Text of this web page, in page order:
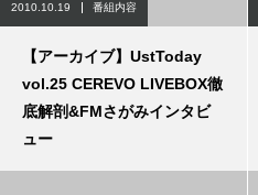
2010.10.19 番組内容
【アーカイブ】UstToday
vol.25 CEREVO LIVEBOX徹
底解剖&FMさがみインタビ
ュー